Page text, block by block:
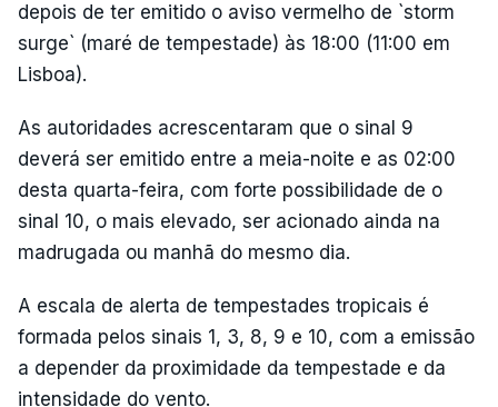
depois de ter emitido o aviso vermelho de `storm
surge` (maré de tempestade) às 18:00 (11:00 em
Lisboa).
As autoridades acrescentaram que o sinal 9
deverá ser emitido entre a meia-noite e as 02:00
desta quarta-feira, com forte possibilidade de o
sinal 10, o mais elevado, ser acionado ainda na
madrugada ou manhã do mesmo dia.
A escala de alerta de tempestades tropicais é
formada pelos sinais 1, 3, 8, 9 e 10, com a emissão
a depender da proximidade da tempestade e da
intensidade do vento.